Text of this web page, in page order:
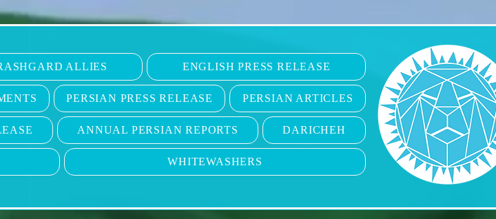
ALLIES ENGLISH PRESS RELEASE
PERSIAN PRESS RELEASE PERSIAN ARTICLES
ANNUAL PERSIAN REPORTS DARICHEH
WHITEWASHERS